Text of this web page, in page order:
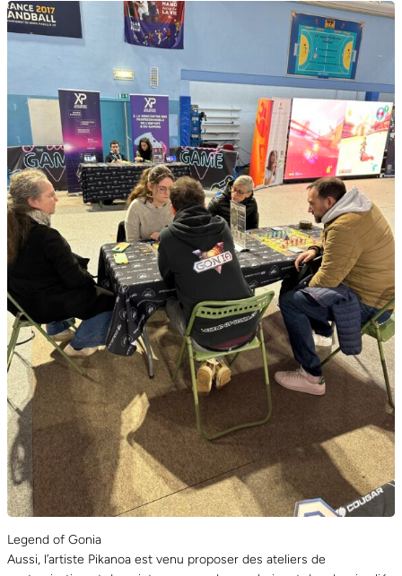
Legend of Gonia
Aussi, l’artiste Pikanoa est venu proposer des ateliers de